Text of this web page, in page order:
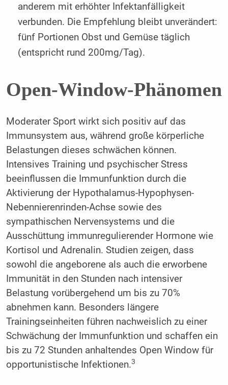
anderem mit erhöhter Infektanfälligkeit
verbunden. Die Empfehlung bleibt unverändert:
fünf Portionen Obst und Gemüse täglich
(entspricht rund 200mg/Tag).
Open-Window-Phänomen
Moderater Sport wirkt sich positiv auf das
Immunsystem aus, während große körperliche
Belastungen dieses schwächen können.
Intensives Training und psychischer Stress
beeinflussen die Immunfunktion durch die
Aktivierung der Hypothalamus-Hypophysen-
Nebennierenrinden-Achse sowie des
sympathischen Nervensystems und die
Ausschüttung immunregulierender Hormone wie
Kortisol und Adrenalin. Studien zeigen, dass
sowohl die angeborene als auch die erworbene
Immunität in den Stunden nach intensiver
Belastung vorübergehend um bis zu 70%
abnehmen kann. Besonders längere
Trainingseinheiten führen nachweislich zu einer
Schwächung der Immunfunktion und schaffen ein
bis zu 72 Stunden anhaltendes Open Window für
opportunistische Infektionen.3